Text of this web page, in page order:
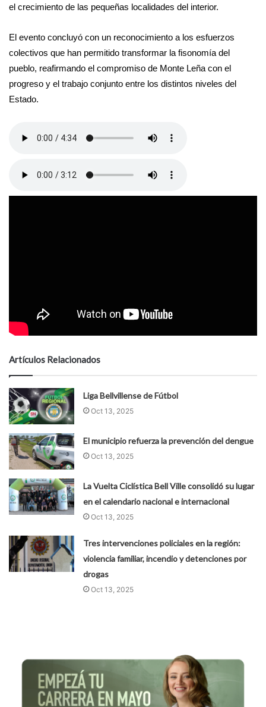
el crecimiento de las pequeñas localidades del interior.
El evento concluyó con un reconocimiento a los esfuerzos
colectivos que han permitido transformar la fisonomía del
pueblo, reafirmando el compromiso de Monte Leña con el
progreso y el trabajo conjunto entre los distintos niveles del
Estado.
Artículos Relacionados
Liga Bellvillense de Fútbol
Oct 13, 2025
El municipio refuerza la prevención del dengue
Oct 13, 2025
La Vuelta Ciclística Bell Ville consolidó su lugar
en el calendario nacional e internacional
Oct 13, 2025
Tres intervenciones policiales en la región:
violencia familiar, incendio y detenciones por
drogas
Oct 13, 2025